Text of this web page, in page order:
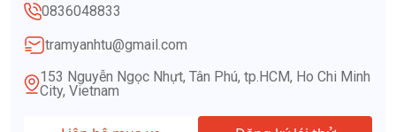
0836048833
tramyanhtu@gmail.com
153 Nguyễn Ngọc Nhựt, Tân Phú, tp.HCM, Ho Chi Minh
City, Vietnam